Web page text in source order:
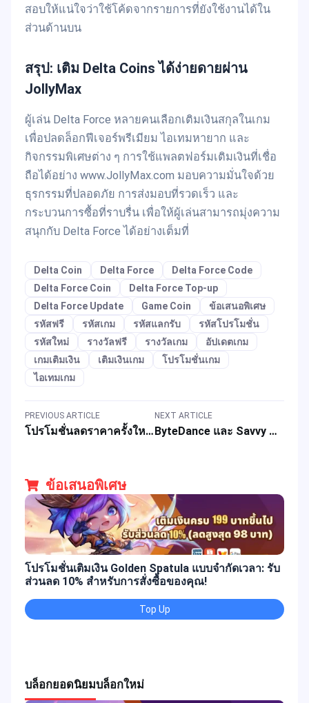
สอบให้แน่ใจว่าใช้โค้ดจากรายการที่ยังใช้งานได้ใน
ส่วนด้านบน
สรุป: เติม Delta Coins ได้ง่ายดายผ่าน
JollyMax
ผู้เล่น Delta Force หลายคนเลือกเติมเงินสกุลในเกม
เพื่อปลดล็อกฟีเจอร์พรีเมียม ไอเทมหายาก และ
กิจกรรมพิเศษต่าง ๆ การใช้แพลตฟอร์มเติมเงินที่เชื่อ
ถือได้อย่าง www.JollyMax.com มอบความมั่นใจด้วย
ธุรกรรมที่ปลอดภัย การส่งมอบที่รวดเร็ว และ
กระบวนการซื้อที่ราบรื่น เพื่อให้ผู้เล่นสามารถมุ่งความ
สนุกกับ Delta Force ได้อย่างเต็มที่
Delta Coin Delta Force
Delta Force Code
Delta Force Coin
Delta Force Top-up
Delta Force Update
Game Coin
ข้อเสนอพิเศษ
รหัสฟรี
รหัสเกม รหัสแลกรับ
รหัสโปรโมชั่น
รหัสใหม่
รางวัลฟรี รางวัลเกม
อัปเดตเกม
เกมเติมเงิน
เติมเงินเกม
โปรโมชั่นเกม
ไอเทมเกม
PREVIOUS ARTICLE
โปรโมชั่นลดราคาครั้งใหญ่สำหรับเกม MLBB: สกินฟรีและส่วนลดการเติมเงิน
NEXT ARTICLE
ByteDance และ Savvy Games เตรียมปิดดีลขาย Moonton Mobile Game มูลค่า 6-7 พันล้านดอลลาร์
ข้อเสนอพิเศษ
โปรโมชั่นเติมเงิน Golden Spatula แบบจำกัดเวลา: รับ
ส่วนลด 10% สำหรับการสั่งซื้อของคุณ!
Top Up
บล็อกยอดนิยมบล็อกใหม่